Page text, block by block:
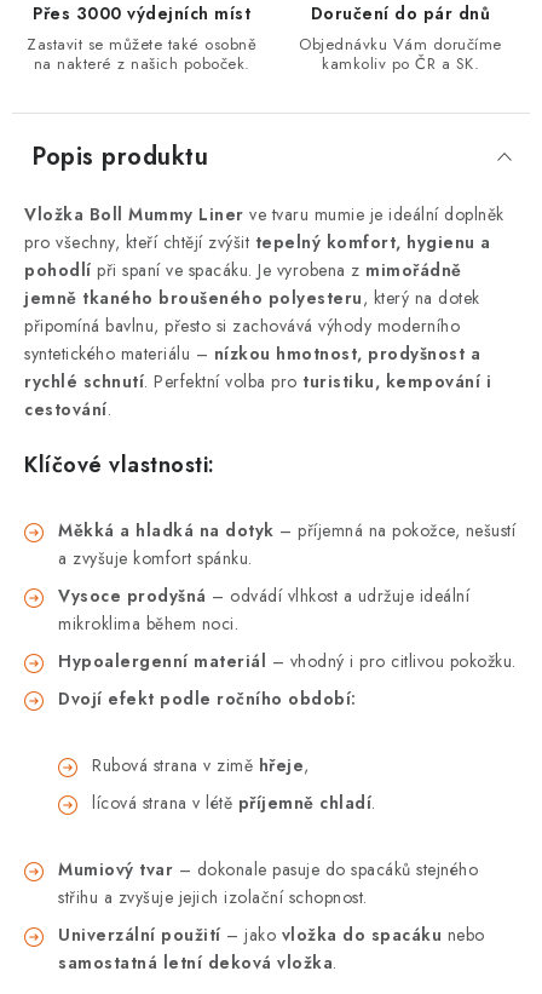
Přes 3000 výdejních míst
Zastavit se můžete také osobně
na nakteré z našich poboček.
Doručení do pár dnů
Objednávku Vám doručíme
kamkoliv po ČR a SK.
Popis produktu
Vložka Boll Mummy Liner ve tvaru mumie je ideální doplněk
pro všechny, kteří chtějí zvýšit tepelný komfort, hygienu a
pohodlí při spaní ve spacáku. Je vyrobena z mimořádně
jemně tkaného broušeného polyesteru, který na dotek
připomíná bavlnu, přesto si zachovává výhody moderního
syntetického materiálu – nízkou hmotnost, prodyšnost a
rychlé schnutí. Perfektní volba pro turistiku, kempování i
cestování.
Klíčové vlastnosti:
Měkká a hladká na dotyk – příjemná na pokožce, nešustí
a zvyšuje komfort spánku.
Vysoce prodyšná – odvádí vlhkost a udržuje ideální
mikroklima během noci.
Hypoalergenní materiál – vhodný i pro citlivou pokožku.
Dvojí efekt podle ročního období:
Rubová strana v zimě hřeje,
lícová strana v létě příjemně chladí.
Mumiový tvar – dokonale pasuje do spacáků stejného
střihu a zvyšuje jejich izolační schopnost.
Univerzální použití – jako vložka do spacáku nebo
samostatná letní deková vložka.